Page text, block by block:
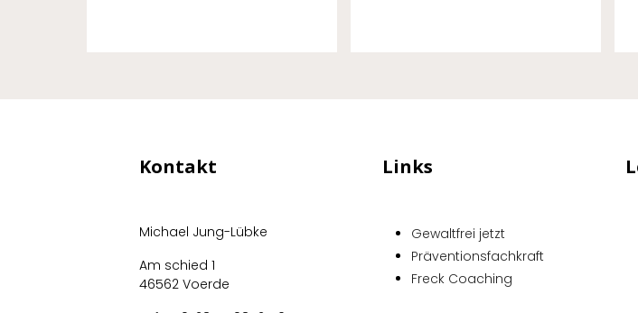
Kontakt
Michael Jung-Lübke
Am schied 1
46562 Voerde
Links
Gewaltfrei jetzt
Präventionsfachkraft
Freck Coaching